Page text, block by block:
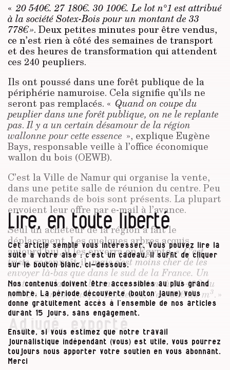
«20 540€. 27 180€. 30 100€. Le lot n°1 est attribué
à la société Sotex-Bois pour un montant de 33
778€ ». Deux petites minutes pour être vendus,
ce n’est rien à côté des semaines de transport
et des heures de transformation qui attendent
ces 240 peupliers.
Ils ont poussé dans une forêt publique de la
périphérie namuroise. Cela signifie qu’ils ne
seront pas remplacés. « Quand on coupe du
peuplier dans une forêt publique, on ne le replante
pas.Il y a un certain désamour de la région
wallonne pour cette essence », explique Eugène
Bays, responsable veille à l’office économique
wallon du bois (OEWB).
C’est la Ville de Namur qui organise la vente,
dans une petite salle de réunion du centre. Peu
de marchands de bois sont présents. La plupart
envoient leur offre par e-mail à l’avance.
Seul un acheteur de la région a fait le
déplacement. Les quelques arbres acquis
aujourd’hui, il les enverra en Égypte. «C’est
triste,reconnaît-il,mais c’est moins cher de les
envoyer là-bas que dans le sud de la France. Un
conteneur dans un bateau, ça revient à 30-40€ du
m3. Un camion jusque Bordeaux, c’est 60€ du m3. »
Adjugé, exporté
Le procédé est devenu quasi-systématique.
Après la vente, place à l’abattage, au triage et
Lire, en toute liberté
Cet article semble vous intéresser. Vous pouvez lire la
suite à votre aise : c’est un cadeau. Il suffit de cliquer
sur le bouton blanc, ci-dessous.
Nos contenus doivent être accessibles au plus grand
nombre. La période découverte (bouton jaune) vous
donne gratuitement accès à l’ensemble de nos articles
durant 15 jours, sans engagement.
Ensuite, si vous estimez que notre travail
journalistique indépendant (vous) est utile, vous pourrez
toujours nous apporter votre soutien en vous abonnant.
Merci